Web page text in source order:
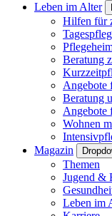
Leben im Alter
Hilfen für
Beratung
Angebote
Beratung
Angebote
Wohnen
Magazin
Themen
Jugend &
Leben im